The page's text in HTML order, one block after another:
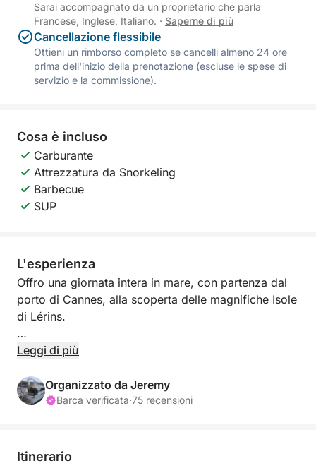
Sarai accompagnato da un proprietario che parla
Francese, Inglese, Italiano. · Saperne di più
Cancellazione flessibile
Ottieni un rimborso completo se cancelli almeno 24 ore
prima dell'inizio della prenotazione (escluse le spese di
servizio e la commissione).
Cosa è incluso
Carburante
Attrezzatura da Snorkeling
Barbecue
SUP
L'esperienza
Offro una giornata intera in mare, con partenza dal
porto di Cannes, alla scoperta delle magnifiche Isole
di Lérins.
In programma: sole, acque turchesi,
passeggiata tra le isole a fine giornata.
L'escursione può ospitare fino a 9 persone.
Leggi di più
Organizzato da Jeremy
Barca verificata·75 recensioni
Itinerario